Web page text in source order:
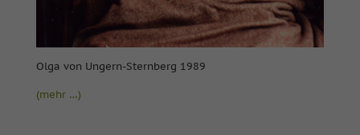
Olga von Ungern-Sternberg 1989
(mehr …)